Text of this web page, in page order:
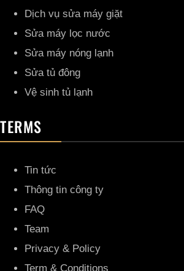
Dịch vụ sửa máy giặt
Sửa máy lọc nước
Sửa máy nóng lạnh
Sửa tủ đông
Vệ sinh tủ lạnh
TERMS
Tin tức
Thông tin công ty
FAQ
Team
Privacy & Policy
Term & Conditions